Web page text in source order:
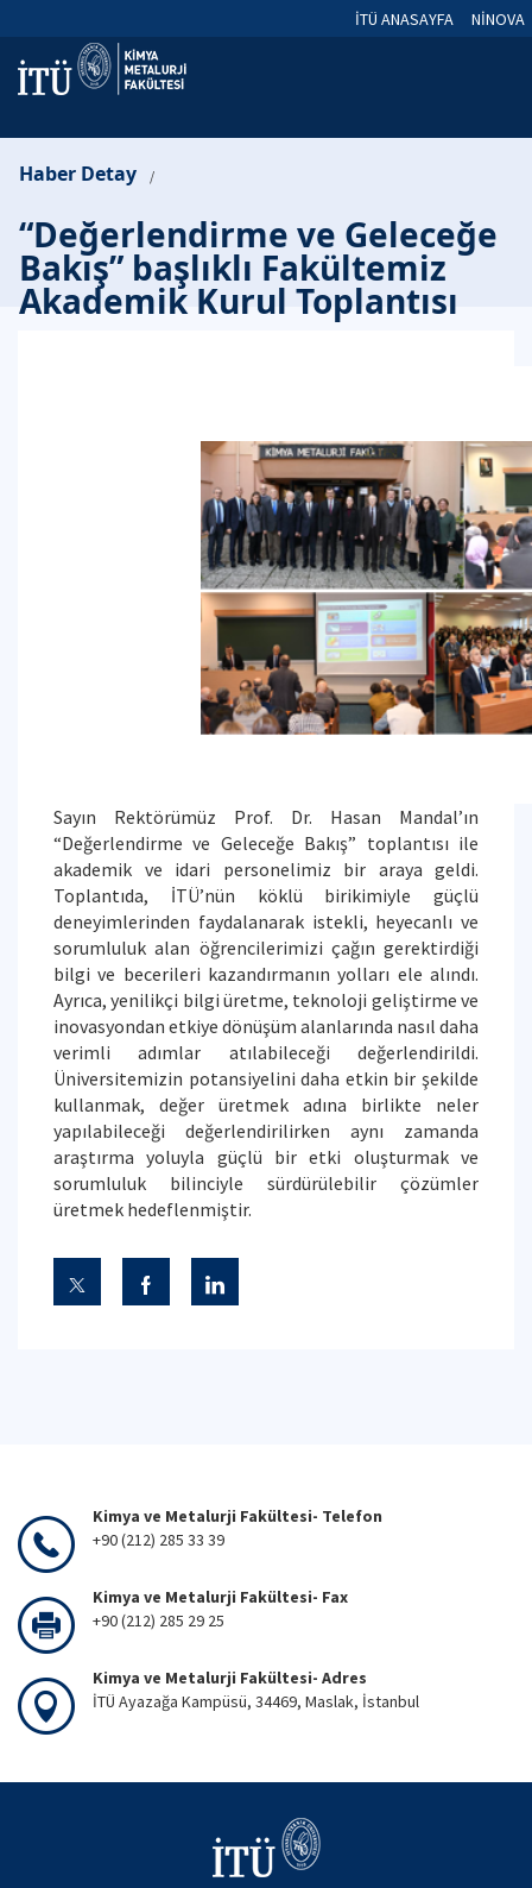
İTÜ ANASAYFA NİNOVA
Haber Detay /
“Değerlendirme ve Geleceğe
Bakış” başlıklı Fakültemiz
Akademik Kurul Toplantısı
Sayın Rektörümüz Prof. Dr. Hasan Mandal’ın
“Değerlendirme ve Geleceğe Bakış” toplantısı ile
akademik ve idari personelimiz bir araya geldi.
Toplantıda, İTÜ’nün köklü birikimiyle güçlü
deneyimlerinden faydalanarak istekli, heyecanlı ve
sorumluluk alan öğrencilerimizi çağın gerektirdiği
bilgi ve becerileri kazandırmanın yolları ele alındı.
Ayrıca, yenilikçi bilgi üretme, teknoloji geliştirme ve
inovasyondan etkiye dönüşüm alanlarında nasıl daha
verimli adımlar atılabileceği değerlendirildi.
Üniversitemizin potansiyelini daha etkin bir şekilde
kullanmak, değer üretmek adına birlikte neler
yapılabileceği değerlendirilirken aynı zamanda
araştırma yoluyla güçlü bir etki oluşturmak ve
sorumluluk bilinciyle sürdürülebilir çözümler
üretmek hedeflenmiştir.
Kimya ve Metalurji Fakültesi- Telefon
+90 (212) 285 33 39
Kimya ve Metalurji Fakültesi- Fax
+90 (212) 285 29 25
Kimya ve Metalurji Fakültesi- Adres
İTÜ Ayazağa Kampüsü, 34469, Maslak, İstanbul